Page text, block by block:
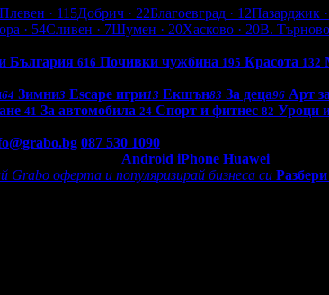
Плевен · 115Добрич · 22Благоевград · 12Пазарджик
· 54Сливен · 7Шумен · 20Хасково · 20В. Търново
България 616 Почивки чужбина 195 Красота 132
64 Зимни3 Escape игри13 Екшън83 За деца96 Арт
41 За автомобила 24 Спорт и фитнес 82 Уроци
087 530 1090
Android iPhone Huawei
Grabo оферта и популяризирай бизнеса си